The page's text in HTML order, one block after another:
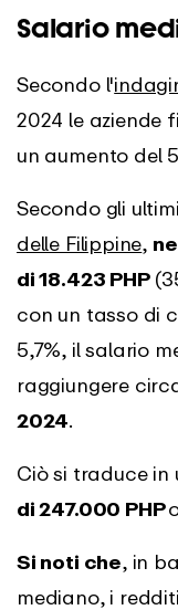
Salario
Secondo l'
2024 le aziende
un aumento del
Secondo gli
delle Filippine,
di 18.423 PHP
con un tasso di
5,7%, il salario
raggiungere
2024.
Ciò si traduce in
di 247.000 PHP
Si noti che, in
mediano, i